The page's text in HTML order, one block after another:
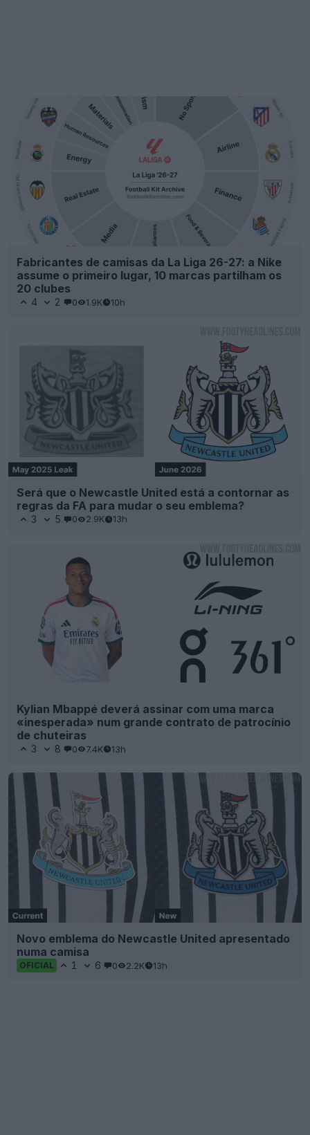
Fabricantes de camisas da La Liga 26-27: a Nike
assume o primeiro lugar, 10 marcas partilham os
20 clubes
4 2 0 1.9K 10h
Será que o Newcastle United está a contornar as
regras da FA para mudar o seu emblema?
3 5 0 2.9K 13h
Kylian Mbappé deverá assinar com uma marca
«inesperada» num grande contrato de patrocínio
de chuteiras
3 8 0 7.4K 13h
Novo emblema do Newcastle United apresentado
numa camisa
OFICIAL 1 6 0 2.2K 13h